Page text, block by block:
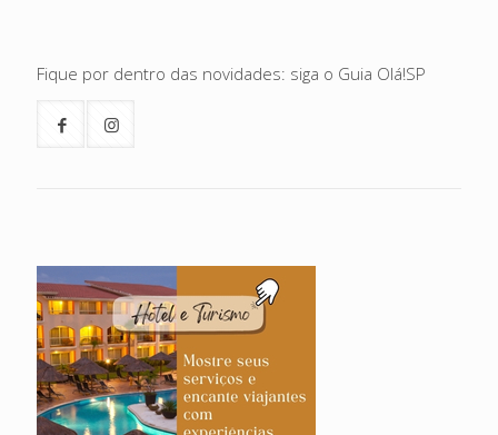
Fique por dentro das novidades: siga o Guia Olá!SP